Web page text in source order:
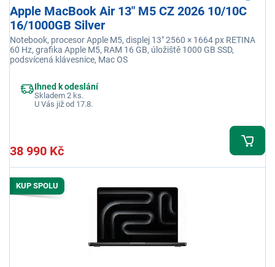
Apple MacBook Air 13" M5 CZ 2026 10/10C
16/1000GB Silver
Notebook, procesor Apple M5, displej 13" 2560 × 1664 px RETINA
60 Hz, grafika Apple M5, RAM 16 GB, úložiště 1000 GB SSD,
podsvícená klávesnice, Mac OS
Ihned k odeslání
Skladem 2 ks.
U Vás již od 17.8.
38 990 Kč
KUP SPOLU